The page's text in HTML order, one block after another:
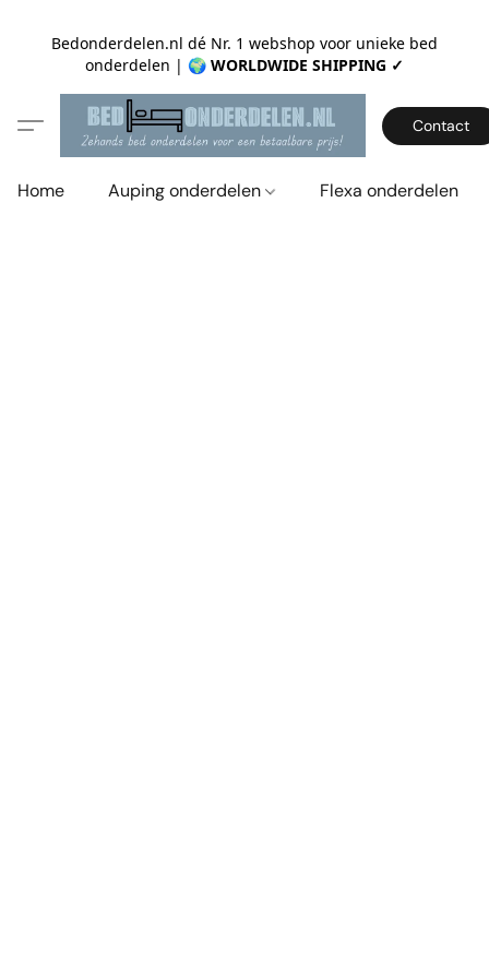
Bedonderdelen.nl dé Nr. 1 webshop voor unieke bed
onderdelen | 🌍 WORLDWIDE SHIPPING ✓
Contact
Home Auping onderdelen Flexa onderdelen